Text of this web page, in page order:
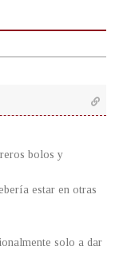
bolos y
estar en otras
solo a dar